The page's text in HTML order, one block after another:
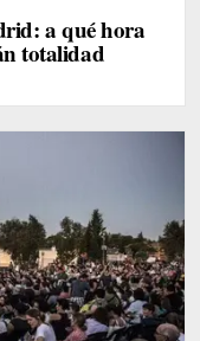
a qué hora
totalidad